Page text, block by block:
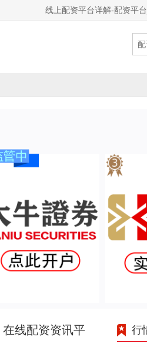
线上配资平台详解-配资平
线配资资讯平
行